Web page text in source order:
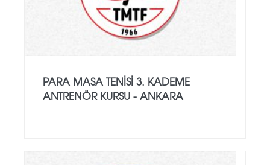
PARA MASA TENISI 3. KADEME
ANTRENÖR KURSU - ANKARA